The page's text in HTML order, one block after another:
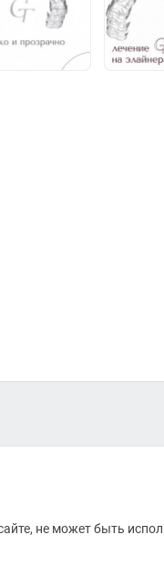
не может быть